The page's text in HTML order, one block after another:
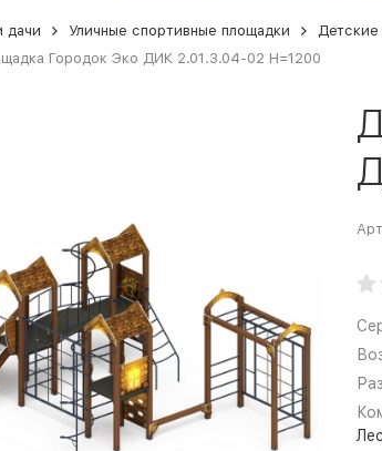
дачи Уличные спортивные площадки Детские
Городок Эко ДИК 2.01.3.04-02 H=1200